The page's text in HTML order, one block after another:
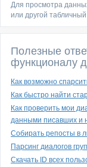
Для просмотра
или другой
Полезные
функционалу
Как возможно
Как быстро найти
Как проверить мои
данными писавших и
Собирать репосты в
Парсинг диалогов
Скачать ID всех